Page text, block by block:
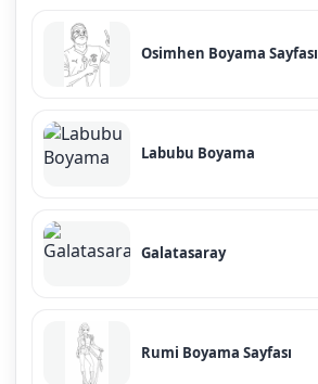
Osimhen Boyama Sayfası
Labubu Boyama
Galatasaray
Rumi Boyama Sayfası